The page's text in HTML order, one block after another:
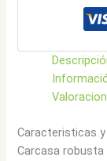
Caracteristicas
Carcasa